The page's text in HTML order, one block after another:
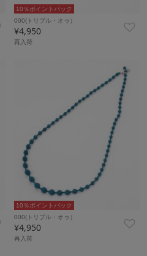
10％ポイントバック
000(トリプル・オゥ）
¥4,950
再入荷
10％ポイントバック
000(トリプル・オゥ）
¥4,950
再入荷